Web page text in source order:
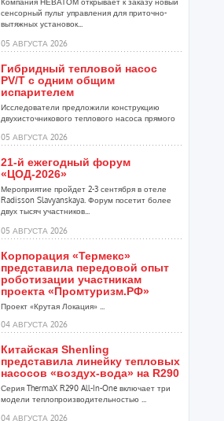
сенсорный пульт управления для приточно-
вытяжных установок...
05 АВГУСТА 2026
Гибридный тепловой насос
PV/T с одним общим
испарителем
Исследователи предложили конструкцию
двухисточникового теплового насоса прямого
05 АВГУСТА 2026
21-й ежегодный форум
«ЦОД-2026»
Мероприятие пройдет 2-3 сентября в отеле
Radisson Slavyanskaya. Форум посетит более
двух тысяч участников...
05 АВГУСТА 2026
Корпорация «Термекс»
представила передовой опыт
роботизации участникам
проекта «Промтуризм.РФ»
Проект «Крутая Локация» ...
04 АВГУСТА 2026
Китайская Shenling
представила линейку тепловых
насосов «воздух-вода» на R290
Серия ThermaX R290 All-In-One включает три
модели теплопроизводительностью ...
04 АВГУСТА 2026